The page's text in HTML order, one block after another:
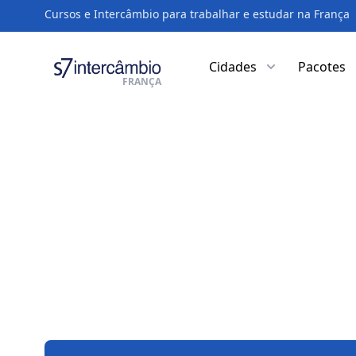
Cursos e Intercâmbio para trabalhar e estudar na França
FRANÇA
Cidades Pacotes